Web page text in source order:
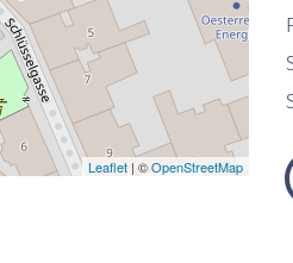
Leaflet | ©OpenStreetMap